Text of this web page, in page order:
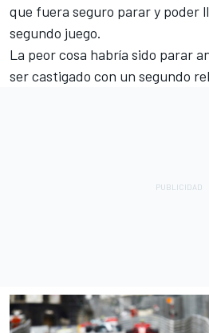
que fuera seguro parar y poder
segundo juego.
La peor cosa habría sido parar
ser castigado con un segundo